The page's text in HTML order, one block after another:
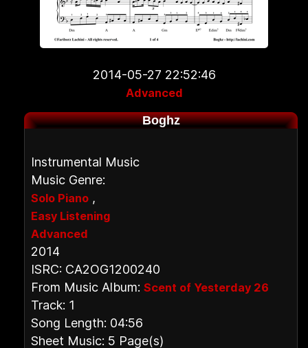
2014-05-27 22:52:46
Advanced
Boghz
Instrumental Music
Music Genre:
Solo Piano ,
Easy Listening
Advanced
2014
ISRC: CA2OG1200240
From Music Album: Scent of Yesterday 26
Track: 1
Song Length: 04:56
Sheet Music: 5 Page(s)